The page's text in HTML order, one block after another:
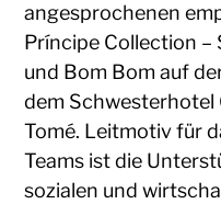
angesprochenen
Príncipe Collection –
und Bom Bom auf
dem Schwesterhotel
Tomé. Leitmotiv für
Teams ist die
sozialen und